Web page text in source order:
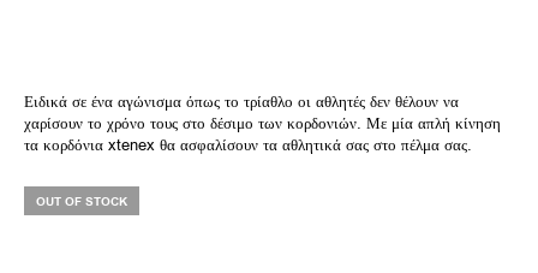
Ειδικά σε ένα αγώνισμα όπως το τρίαθλο οι αθλητές δεν θέλουν να
χαρίσουν το χρόνο τους στο δέσιμο των κορδονιών. Με μία απλή κίνηση
τα κορδόνια xtenex θα ασφαλίσουν τα αθλητικά σας στο πέλμα σας.
OUT OF STOCK